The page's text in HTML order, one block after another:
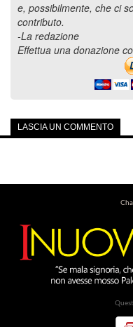
e, possibilmente, che ci
contributo.
-La redazione
Effettua una donazione
LASCIA UN COMMENTO